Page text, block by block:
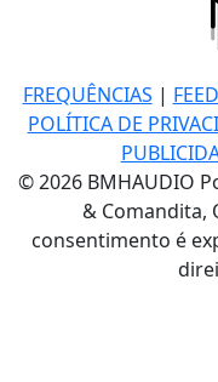
FREQUÊNCIAS |
POLÍTICA DE
© 2026 BMHAUDIO
& Comandita,
consentimento é